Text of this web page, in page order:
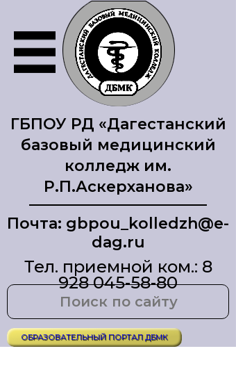
ГБПОУ РД «Дагестанский
базовый медицинский
колледж им.
Р.П.Аскерханова»
Почта: gbpou_kolledzh@e-
dag.ru
Тел. приемной ком.: 8
928 045-58-80
ОБРАЗОВАТЕЛЬНЫЙ ПОРТАЛ ДБМК